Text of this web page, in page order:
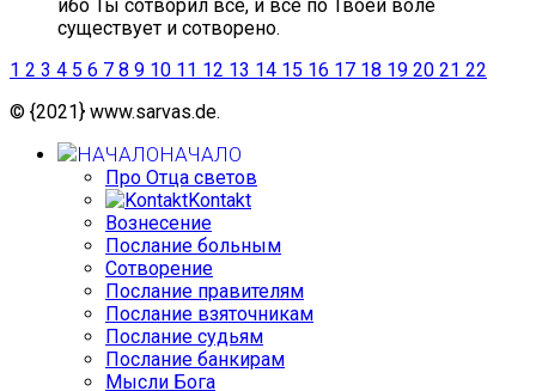
ибо Ты сотворил все, и все по Твоей воле
существует и сотворено.
1 2 3 4 5 6 7 8 9 10 11 12 13 14 15 16 17 18 19 20 21 22
© {2021} www.sarvas.de.
НАЧАЛО
Про Отца светов
Kontakt
Вознесение
Послание больным
Сотворение
Послание правителям
Послание взяточникам
Послание судьям
Послание банкирам
Мысли Бога